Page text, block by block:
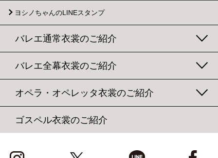
ヨシノちゃんのLINEスタンプ
バレエ通常衣裳のご紹介
バレエ全幕衣裳のご紹介
オペラ・オペレッタ衣裳のご紹介
ゴスペル衣裳のご紹介